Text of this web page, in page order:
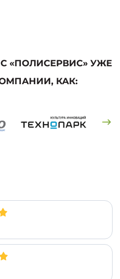
«ПОЛИСЕРВИС» УЖЕ
КАК: